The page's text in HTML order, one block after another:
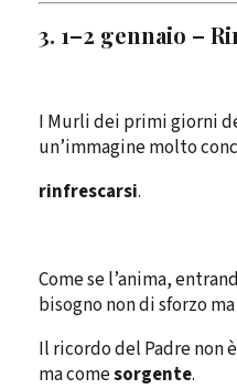
3. 1–2 gennaio –
I Murli dei primi giorni
un’immagine molto
rinfrescarsi.
Come se l’anima,
bisogno non di sforzo
Il ricordo del Padre non
ma comesorgente.